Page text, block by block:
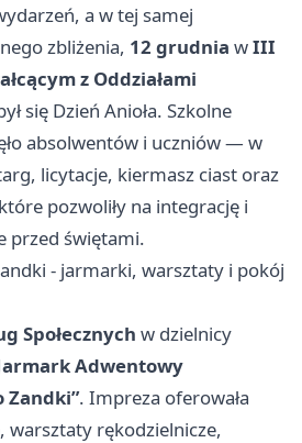
a w tej samej
zbliżenia, 12 grudnia wIII
z Oddziałami
się Dzień Anioła. Szkolne
absolwentów i uczniów — w
licytacje, kiermasz ciast oraz
pozwoliły na integrację i
przed świętami.
- jarmarki, warsztaty i pokój
Społecznych w dzielnicy
Adwentowy
Zandki”. Impreza oferowała
rękodzielnicze,